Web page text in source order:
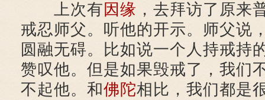
上次有 因缘 ，去拜访了原来
戒忍师父。听他的开示。师父说
圆融无碍。比如说一个人持戒持
赞叹他。但是如果毁戒了，我们
不起他。和佛陀相比，我们都是